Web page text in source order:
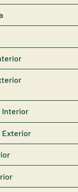
Interior
Exterior